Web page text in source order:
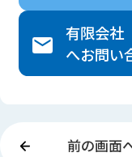
有限会
へお問い
前の画面